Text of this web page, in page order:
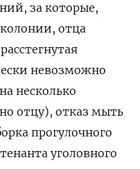
за которые,
отца
невозможно
несколько
отцу), отказ мыть
прогулочного
уголовного